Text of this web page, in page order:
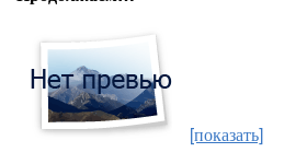
[показать]